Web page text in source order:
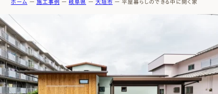
ファーストプランを試す
ホーム ー 施工事例 ー 岐阜県 ー ⼤垣市 ー平屋暮らしのできる中に開く家